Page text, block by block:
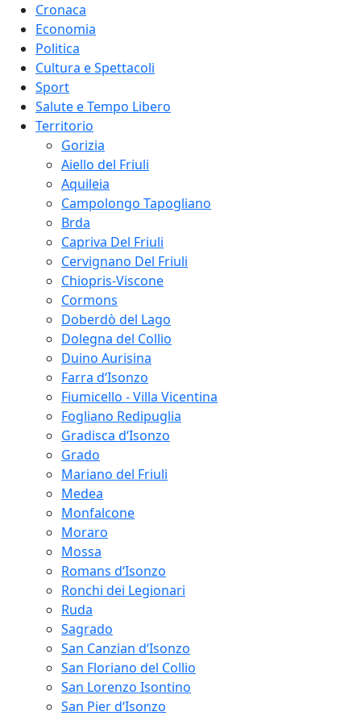
Cronaca
Economia
Politica
Cultura e Spettacoli
Sport
Salute e Tempo Libero
Territorio
Gorizia
Aiello del Friuli
Aquileia
Campolongo Tapogliano
Brda
Capriva Del Friuli
Cervignano Del Friuli
Chiopris-Viscone
Cormons
Doberdò del Lago
Dolegna del Collio
Duino Aurisina
Farra d‘Isonzo
Fiumicello - Villa Vicentina
Fogliano Redipuglia
Gradisca d‘Isonzo
Grado
Mariano del Friuli
Medea
Monfalcone
Moraro
Mossa
Romans d‘Isonzo
Ronchi dei Legionari
Ruda
Sagrado
San Canzian d‘Isonzo
San Floriano del Collio
San Lorenzo Isontino
San Pier d‘Isonzo